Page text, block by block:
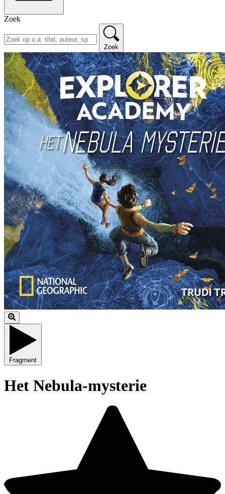
Zoek
Zoek
Fragment
Het Nebula-mysterie